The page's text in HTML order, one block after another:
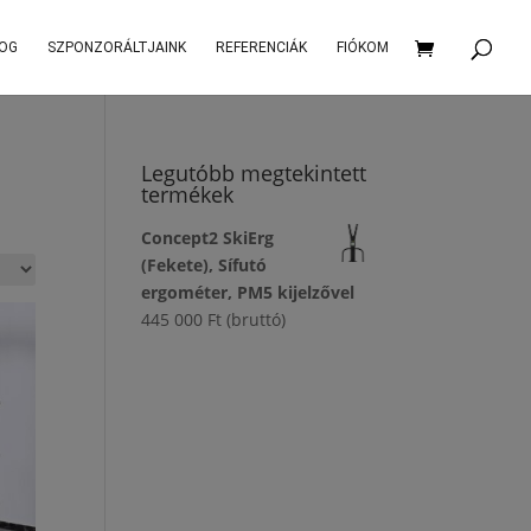
SZPONZORÁLTJAINK REFERENCIÁK FIÓKOM
Legutóbb megtekintett
termékek
Concept2 SkiErg
(Fekete), Sífutó
ergométer, PM5 kijelzővel
445 000 Ft (bruttó)